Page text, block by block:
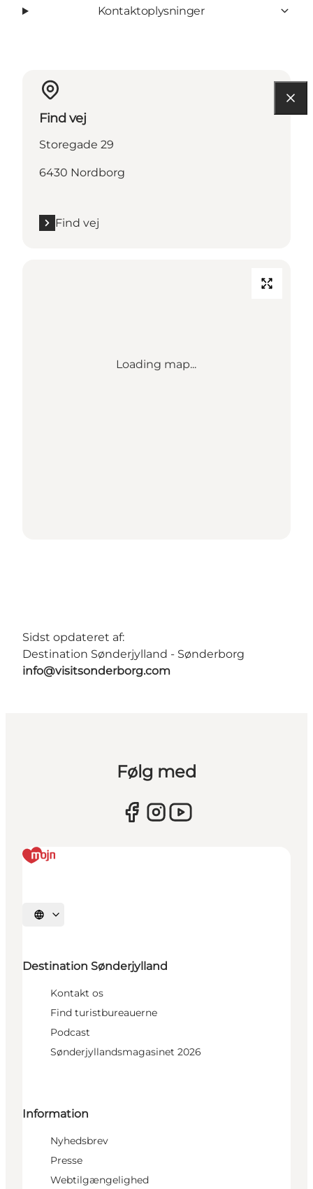
Kontaktoplysninger
Find vej
Storegade 29
6430 Nordborg
Find vej
Loading map...
Sidst opdateret af:
Destination Sønderjylland - Sønderborg
info@visitsonderborg.com
Følg med
Vælg sprog
Destination Sønderjylland
Kontakt os
Find turistbureauerne
Podcast
Sønderjyllandsmagasinet 2026
Information
Nyhedsbrev
Presse
Webtilgængelighed